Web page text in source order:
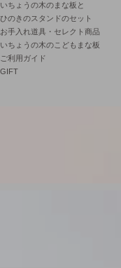
いちょうの木のまな板と
ひのきのスタンドのセット
お手入れ道具・セレクト商品
いちょうの木のこどもまな板
ご利用ガイド
GIFT